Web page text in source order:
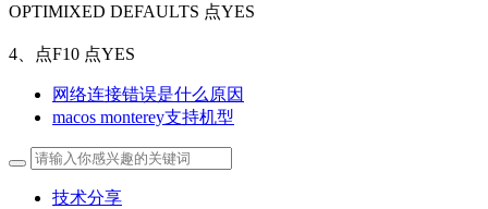
OPTIMIXED DEFAULTS 点YES
4、点F10 点YES
网络连接错误是什么原因
macos monterey支持机型
技术分享